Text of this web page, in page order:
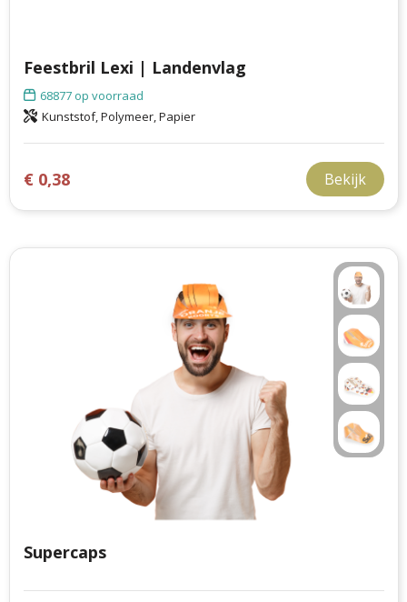
Feestbril Lexi | Landenvlag
68877op voorraad
Kunststof, Polymeer, Papier
€ 0,38 Bekijk
Supercaps